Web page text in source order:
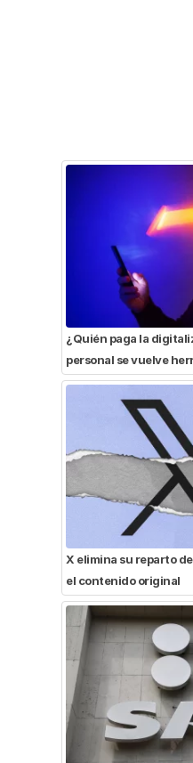
¿Quién paga la
personal se vuelve
X elimina su reparto
el contenido original